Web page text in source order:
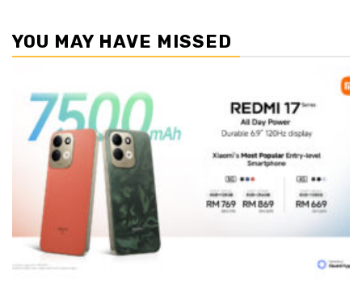
YOU MAY HAVE MISSED